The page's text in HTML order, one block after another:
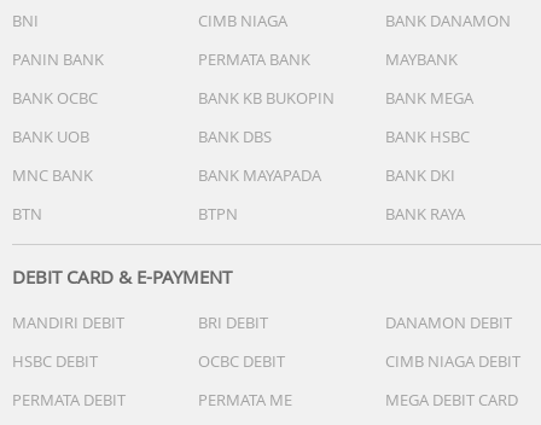
BNI
CIMB NIAGA
BANK DANAMON
PANIN BANK
PERMATA BANK
MAYBANK
BANK OCBC
BANK KB BUKOPIN
BANK MEGA
BANK UOB
BANK DBS
BANK HSBC
MNC BANK
BANK MAYAPADA
BANK DKI
BTN
BTPN BANK RAYA
DEBIT CARD & E-PAYMENT
MANDIRI DEBIT BRI DEBIT
DANAMON DEBIT
HSBC DEBIT
OCBC DEBIT
CIMB NIAGA DEBIT
PERMATA DEBIT
PERMATA ME
MEGA DEBIT CARD